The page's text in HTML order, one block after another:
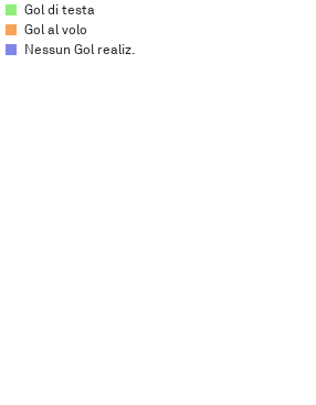
Gol di testa
Gol al volo
Nessun Gol realiz.